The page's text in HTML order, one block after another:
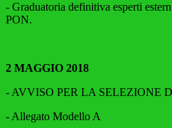
- Graduatoria definitiva esperti
PON.
2 MAGGIO 2018
- AVVISO PER LA SELEZIONE
- Allegato Modello A